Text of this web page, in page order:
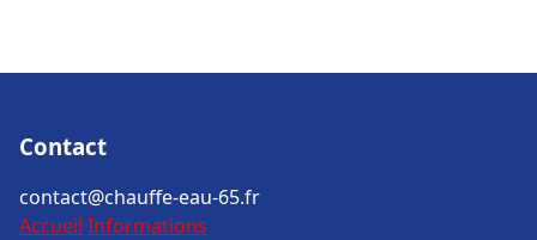
Contact
contact@chauffe-eau-65.fr
Accueil Informations